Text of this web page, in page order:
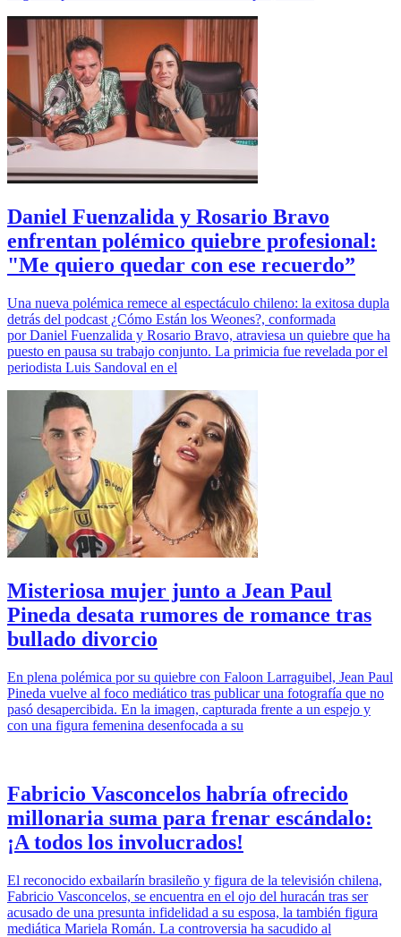
Daniel Fuenzalida y Rosario Bravo
enfrentan polémico quiebre profesional:
"Me quiero quedar con ese recuerdo”
Una nueva polémica remece al espectáculo chileno: la exitosa dupla
detrás del podcast ¿Cómo Están los Weones?, conformada
por Daniel Fuenzalida y Rosario Bravo, atraviesa un quiebre que ha
puesto en pausa su trabajo conjunto. La primicia fue revelada por el
periodista Luis Sandoval en el
Misteriosa mujer junto a Jean Paul
Pineda desata rumores de romance tras
bullado divorcio
En plena polémica por su quiebre con Faloon Larraguibel, Jean Paul
Pineda vuelve al foco mediático tras publicar una fotografía que no
pasó desapercibida. En la imagen, capturada frente a un espejo y
con una figura femenina desenfocada a su
Fabricio Vasconcelos habría ofrecido
millonaria suma para frenar escándalo:
¡A todos los involucrados!
El reconocido exbailarín brasileño y figura de la televisión chilena,
Fabricio Vasconcelos, se encuentra en el ojo del huracán tras ser
acusado de una presunta infidelidad a su esposa, la también figura
mediática Mariela Román. La controversia ha sacudido al